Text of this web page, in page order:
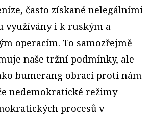
často získané nelegálními
využívány i k ruským a
operacím. To samozřejmě
naše tržní podmínky, ale
bumerang obrací proti nám
nedemokratické režimy
procesů v